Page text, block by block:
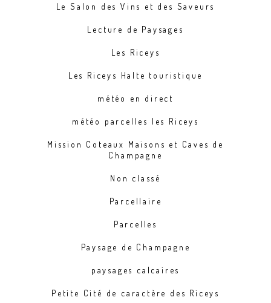
Le Salon des Vins et des Saveurs
Lecture de Paysages
Les Riceys
Les Riceys Halte touristique
météo en direct
météo parcelles les Riceys
Mission Coteaux Maisons et Caves de
Champagne
Non classé
Parcellaire
Parcelles
Paysage de Champagne
paysages calcaires
Petite Cité de caractère des Riceys